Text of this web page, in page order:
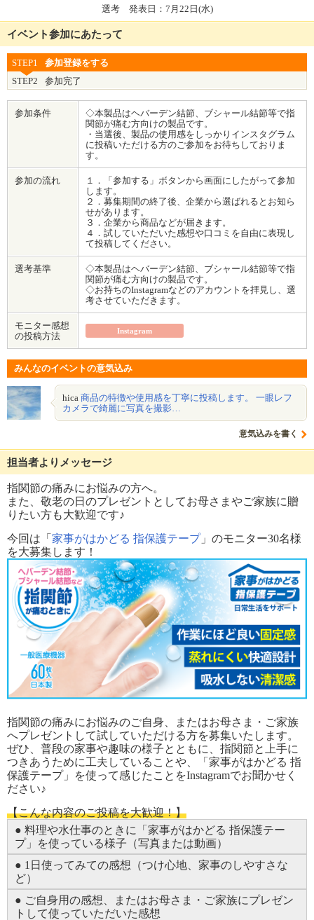
選考 発表日：7月22日(水)
イベント参加にあたって
STEP1
参加登録をする
STEP2
参加完了
参加条件
◇本製品はヘバーデン結節、ブシャール結節等で指
関節が痛む方向けの製品です。
・当選後、製品の使用感をしっかりインスタグラム
に投稿いただける方のご参加をお待ちしておりま
す。
参加の流れ
１．「参加する」ボタンから画面にしたがって参加
します。
２．募集期間の終了後、企業から選ばれるとお知ら
せがあります。
３．企業から商品などが届きます。
４．試していただいた感想や口コミを自由に表現し
て投稿してください。
選考基準
◇本製品はヘバーデン結節、ブシャール結節等で指
関節が痛む方向けの製品です。
◇お持ちのInstagramなどのアカウントを拝見し、選
考させていただきます。
モニター感想
の投稿方法
Instagram
みんなのイベントの意気込み
hica 商品の特徴や使用感を丁寧に投稿します。 一眼レフ
カメラで綺麗に写真を撮影…
意気込みを書く
担当者よりメッセージ
指関節の痛みにお悩みの方へ。
また、敬老の日のプレゼントとしてお母さまやご家族に贈
りたい方も大歓迎です♪
今回は「 家事がはかどる 指保護テープ」のモニター30名様
を大募集します！
指関節の痛みにお悩みのご自身、またはお母さま・ご家族
へプレゼントして試していただける方を募集いたします。
ぜひ、普段の家事や趣味の様子とともに、指関節と上手に
つきあうために工夫していることや、「家事がはかどる 指
保護テープ」を使って感じたことをInstagramでお聞かせく
ださい♪
【こんな内容のご投稿を大歓迎！】
● 料理や水仕事のときに「家事がはかどる 指保護テー
プ」を使っている様子（写真または動画）
● 1日使ってみての感想（つけ心地、家事のしやすさな
ど）
● ご自身用の感想、またはお母さま・ご家族にプレゼン
トして使っていただいた感想